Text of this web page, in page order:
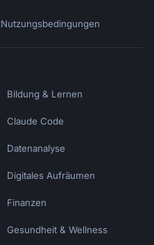
for [specific
already:
Nutzungsbedingungen
Bildung & Lernen
Claude Code
Datenanalyse
Digitales Aufräumen
Finanzen
Gesundheit & Wellness